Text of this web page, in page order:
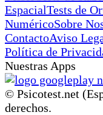
EspacialTests de
NuméricoSobre
ContactoAviso
Política de
Nuestras Apps
© Psicotest.net
derechos.